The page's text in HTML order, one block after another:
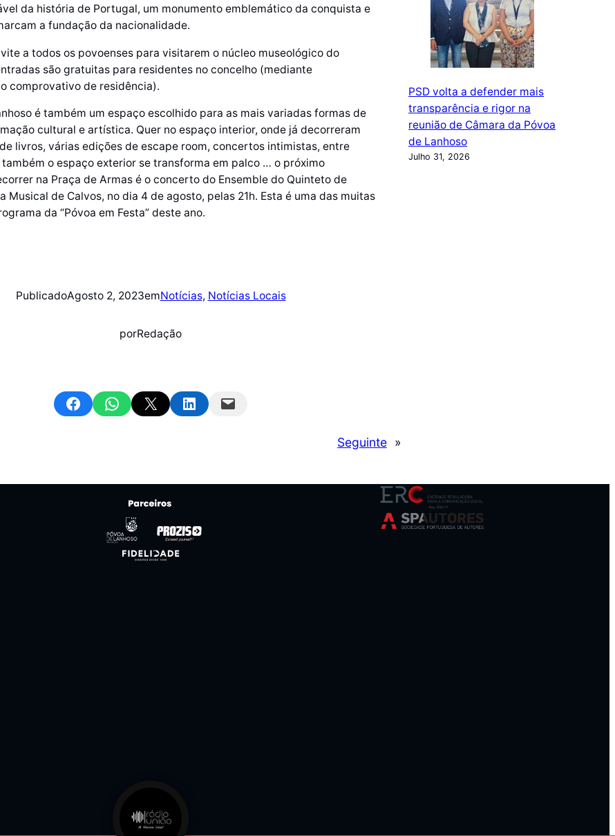
da história de Portugal, um monumento emblemático da conquista e
a fundação da nacionalidade.
a todos os povoenses para visitarem o núcleo museológico do
são gratuitas para residentes no concelho (mediante
comprovativo de residência).
é também um espaço escolhido para as mais variadas formas de
cultural e artística. Quer no espaço interior, onde já decorreram
livros, várias edições de escape room, concertos intimistas, entre
o espaço exterior se transforma em palco … o próximo
na Praça de Armas é o concerto do Ensemble do Quinteto de
Musical de Calvos, no dia 4 de agosto, pelas 21h. Esta é uma das muitas
da “Póvoa em Festa” deste ano.
PSD volta a defender mais
transparência e rigor na
reunião de Câmara da Póvoa
de Lanhoso
Julho 31, 2026
PublicadoAgosto 2, 2023emNotícias, Notícias Locais
porRedação
Share on FacebookShare on WhatsApp
Email this Page Share on LinkedInEmail this Page
Seguinte »